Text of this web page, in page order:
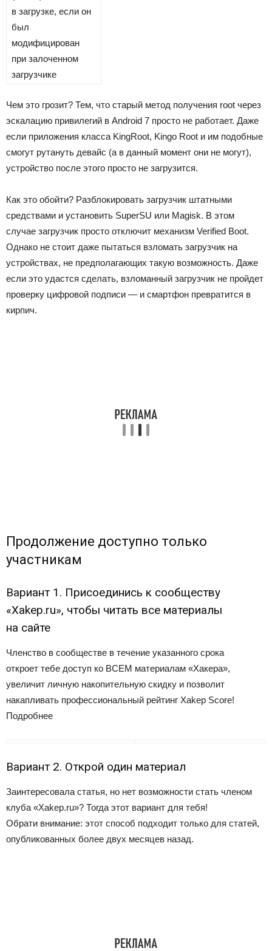
в загрузке, если он
был
модифицирован
при залоченном
загрузчике
Чем это грозит? Тем, что старый метод получения root через
эскалацию привилегий в Android 7 просто не работает. Даже
если приложения класса KingRoot, Kingo Root и им подобные
смогут рутануть девайс (а в данный момент они не могут),
устройство после этого просто не загрузится.
Как это обойти? Разблокировать загрузчик штатными
средствами и установить SuperSU или Magisk. В этом
случае загрузчик просто отключит механизм Verified Boot.
Однако не стоит даже пытаться взломать загрузчик на
устройствах, не предполагающих такую возможность. Даже
если это удастся сделать, взломанный загрузчик не пройдет
проверку цифровой подписи — и смартфон превратится в
кирпич.
Продолжение доступно только
участникам
Вариант 1. Присоединись к сообществу
«Xakep.ru», чтобы читать все материалы
на сайте
Членство в сообществе в течение указанного срока
откроет тебе доступ ко ВСЕМ материалам «Хакера»,
увеличит личную накопительную скидку и позволит
накапливать профессиональный рейтинг Xakep Score!
Подробнее
Вариант 2. Открой один материал
Заинтересовала статья, но нет возможности стать членом
клуба «Xakep.ru»? Тогда этот вариант для тебя!
Обрати внимание: этот способ подходит только для статей,
опубликованных более двух месяцев назад.